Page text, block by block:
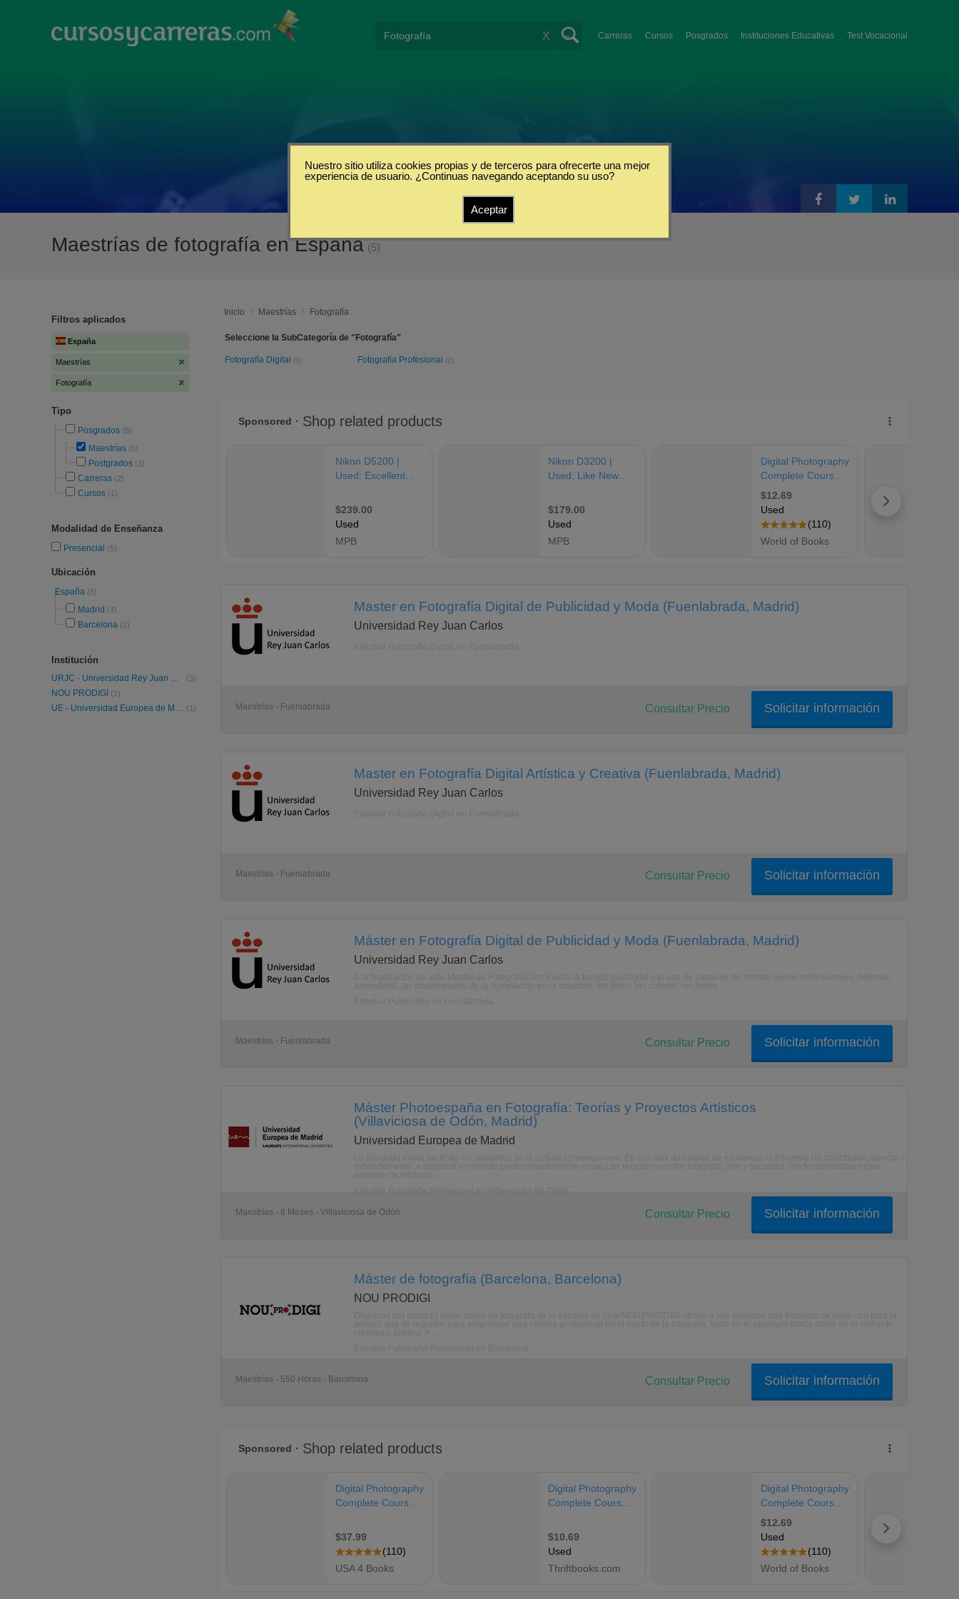
Carreras Cursos Posgrados Instituciones Educativas Test Vocacional
X
Maestrías de fotografía en España (5)
Filtros aplicados
España
Maestrías
Fotografía
Tipo
Posgrados (8)
Maestrías (5)
Postgrados (3)
Carreras (2)
Cursos (1)
Modalidad de Enseñanza
Presencial (5)
Ubicación
España (5)
Madrid (4)
Barcelona (1)
Institución
URJC - Universidad Rey Juan Carlos (3)
NOU PRODIGI (1)
UE - Universidad Europea de Madrid (1)
Inicio / Maestrías / Fotografía
Seleccione la SubCategoría de "Fotografía"
Fotografía Digital (3) Fotografía Profesional (2)
Master en Fotografía Digital de Publicidad y Moda (Fuenlabrada, Madrid)
Universidad Rey Juan Carlos
Maestrías - Fuenlabrada Solicitar información
Consultar Precio
Master en Fotografía Digital Artística y Creativa (Fuenlabrada, Madrid)
Universidad Rey Juan Carlos
Maestrías - Fuenlabrada Solicitar información
Consultar Precio
Máster en Fotografía Digital de Publicidad y Moda (Fuenlabrada, Madrid)
Universidad Rey Juan Carlos
Maestrías - Fuenlabrada Solicitar información
Consultar Precio
Máster Photoespaña en Fotografía: Teorías y Proyectos Artísticos
(Villaviciosa de Odón, Madrid)
Universidad Europea de Madrid
Maestrías - 8 Meses - Villaviciosa de Odón Solicitar información
Consultar Precio
Máster de fotografía (Barcelona, Barcelona)
NOU PRODIGI
Maestrías - 550 Horas - Barcelona Solicitar información
Consultar Precio
Nuestro sitio utiliza cookies propias y de terceros para ofrecerte una mejor
experiencia de usuario. ¿Continuas navegando aceptando su uso?
Aceptar